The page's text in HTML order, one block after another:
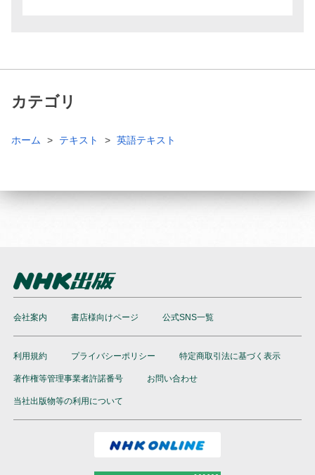
カテゴリ
ホーム テキスト 英語テキスト
会社案内 書店様向けページ 公式SNS一覧
利用規約 プライバシーポリシー 特定商取引法に基づく表示
著作権等管理事業者許諾番号 お問い合わせ
当社出版物等の利用について